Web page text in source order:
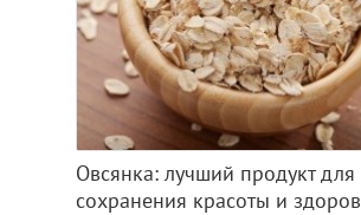
Овсянка: лучший продукт для
сохранения красоты и